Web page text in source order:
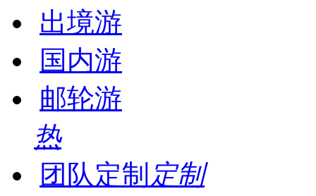
出境游
国内游
邮轮游
热
团队定制 定制